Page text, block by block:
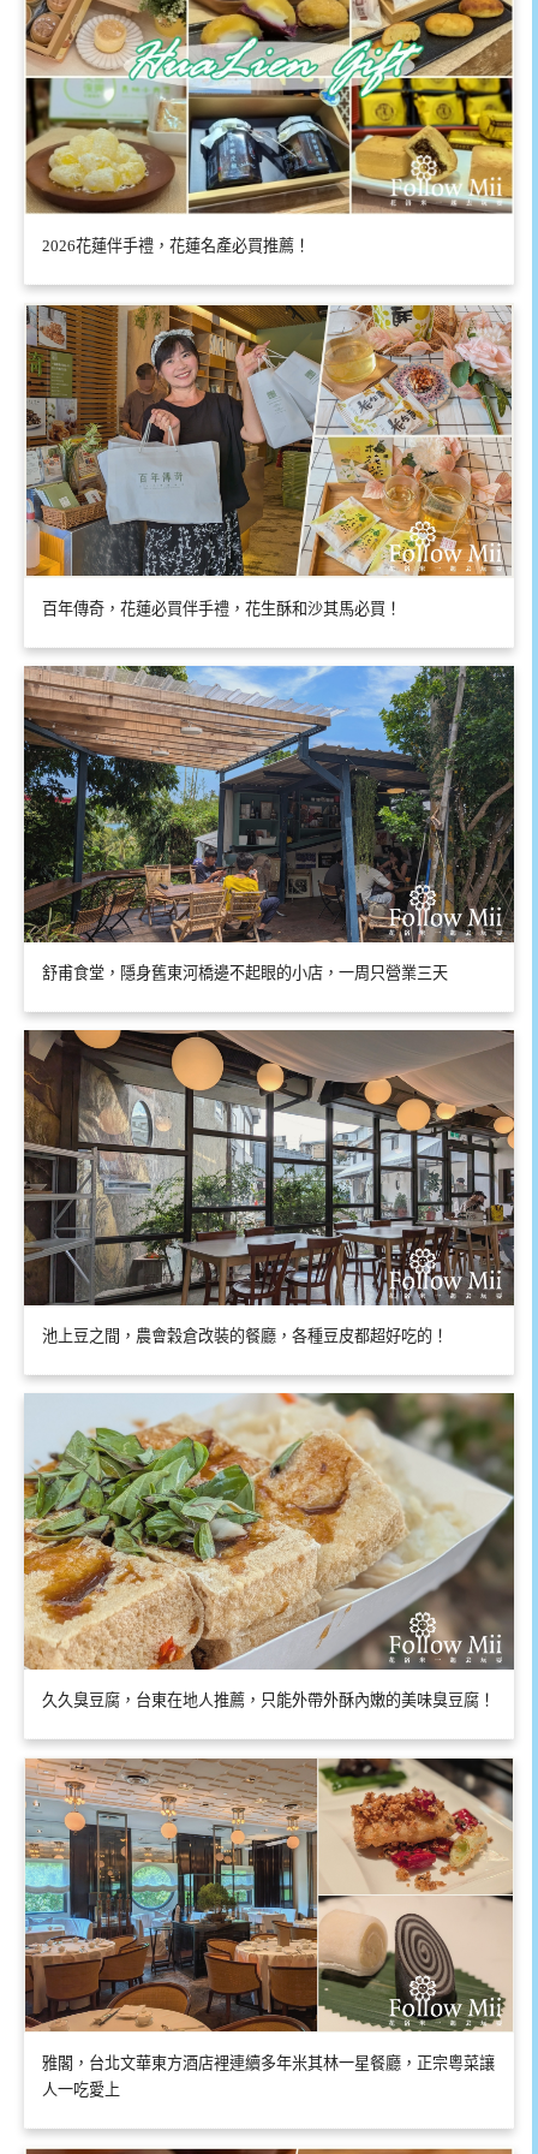
2026花蓮伴手禮，花蓮名產必買推薦！
百年傳奇，花蓮必買伴手禮，花生酥和沙其馬必買！
舒甫食堂，隱身舊東河橋邊不起眼的小店，一周只營業三天
池上豆之間，農會穀倉改裝的餐廳，各種豆皮都超好吃的！
久久臭豆腐，台東在地人推薦，只能外帶外酥內嫩的美味臭豆腐！
雅閣，台北文華東方酒店裡連續多年米其林一星餐廳，正宗粵菜讓
人一吃愛上